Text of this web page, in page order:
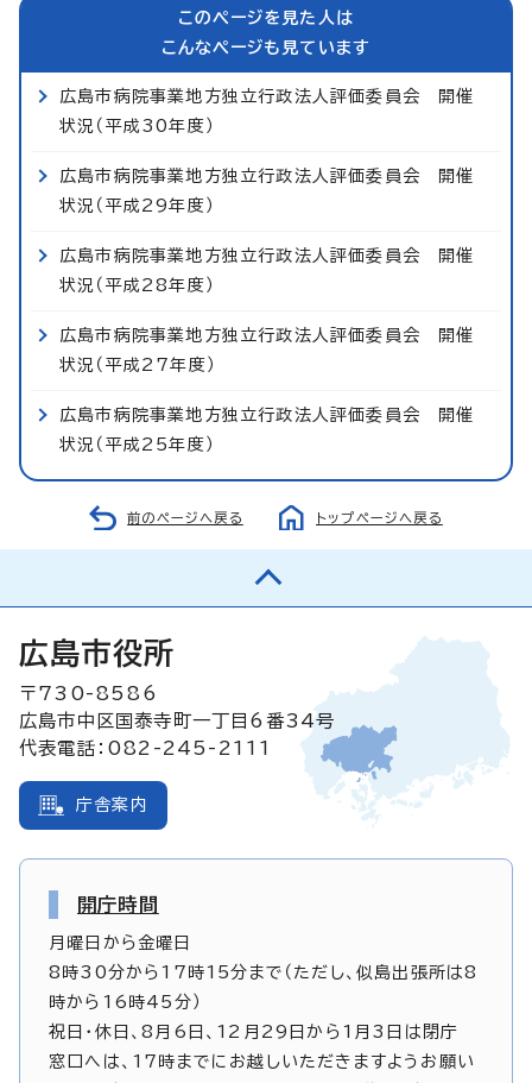
このページを見た人は
こんなページも見ています
広島市病院事業地方独立行政法人評価委員会 開催
状況（平成30年度）
広島市病院事業地方独立行政法人評価委員会 開催
状況（平成29年度）
広島市病院事業地方独立行政法人評価委員会 開催
状況（平成28年度）
広島市病院事業地方独立行政法人評価委員会 開催
状況（平成27年度）
広島市病院事業地方独立行政法人評価委員会 開催
状況（平成25年度）
前のページへ戻る トップページへ戻る
広島市役所
〒730-8586
広島市中区国泰寺町一丁目6番34号
代表電話：082-245-2111
庁舎案内
開庁時間
月曜日から金曜日
8時30分から17時15分まで（ただし、似島出張所は8
時から16時45分）
祝日・休日、8月6日、12月29日から1月3日は閉庁
窓口へは、17時までにお越しいただきますようお願い